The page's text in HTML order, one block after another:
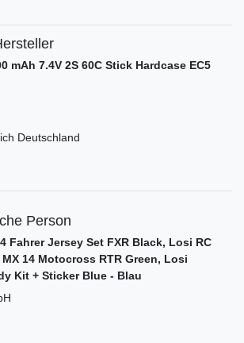
mAh 7.4V 2S 60C Stick Hardcase EC5
Deutschland
Person
Fahrer Jersey Set FXR Black, Losi RC
14 Motocross RTR Green, Losi
Kit + Sticker Blue - Blau